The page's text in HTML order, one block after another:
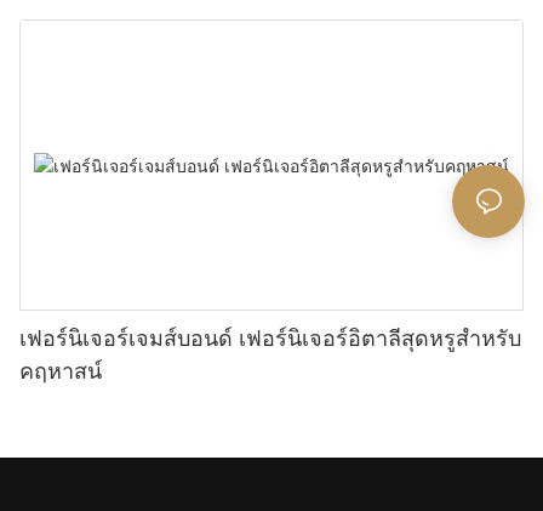
เฟอร์นิเจอร์เจมส์บอนด์ เฟอร์นิเจอร์อิตาลีสุดหรูสำหรับ
คฤหาสน์